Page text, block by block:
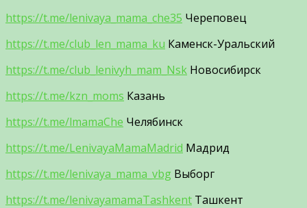
https://t.me/lenivaya_mama_che35 Череповец
https://t.me/club_len_mama_ku Каменск-Уральский
https://t.me/club_lenivyh_mam_Nsk Новосибирск
https://t.me/kzn_moms Казань
https://t.me/lmamaChe Челябинск
https://t.me/LenivayaMamaMadrid Мадрид
https://t.me/lenivaya_mama_vbg Выборг
https://t.me/lenivayamamaTashkent Ташкент